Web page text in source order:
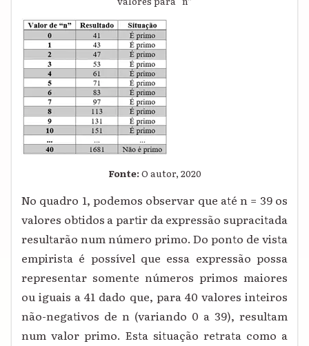
Fonte:O autor, 2020
No quadro 1, podemos observar que até n = 39 os
valores obtidos a partir da expressão supracitada
resultarão num número primo. Do ponto de vista
empirista é possível que essa expressão possa
representar somente números primos maiores
ou iguais a 41 dado que, para 40 valores inteiros
não-negativos de n (variando 0 a 39), resultam
num valor primo. Esta situação retrata como a